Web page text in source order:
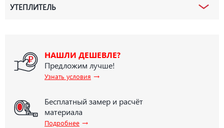
УТЕПЛИТЕЛЬ
НАШЛИ ДЕШЕВЛЕ?
Предложим лучше!
Узнать условия →
Бесплатный замер и расчёт
материала
Подробнее →